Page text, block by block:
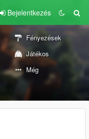
Bejelentkezés
Fényezések
Játékos
Még